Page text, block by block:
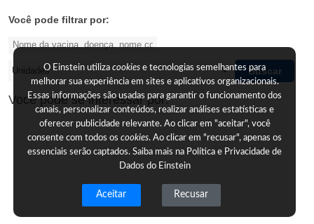
Você pode filtrar por:
Buscar
Você pode se interessar por:
O Einstein utilizacookies e tecnologias semelhantes para
melhorar sua experiência em sites e aplicativos organizacionais.
Essas informações são usadas para garantir o funcionamento dos
canais, personalizar conteúdos, realizar análises estatísticas e
oferecer publicidade relevante. Ao clicar em "aceitar", você
consente com todos oscookies. Ao clicar em "recusar", apenas os
essenciais serão captados. Saiba mais na Política e Privacidade de
Dados do Einstein
Aceitar Recusar